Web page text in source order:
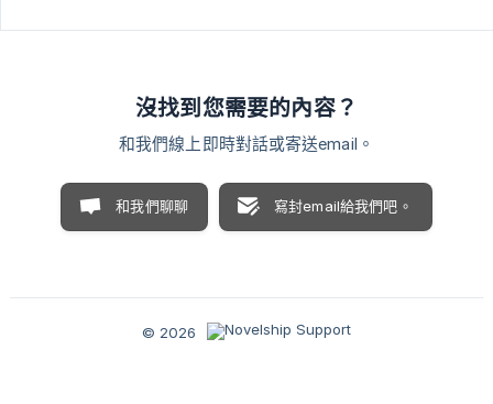
沒找到您需要的內容？
和我們線上即時對話或寄送email。
和我們聊聊 寫封email給我們吧。
© 2026